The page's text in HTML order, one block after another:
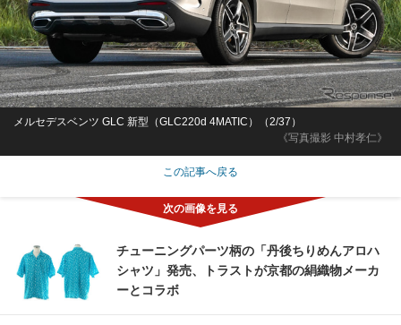
《写真撮影 中村孝仁》
メルセデスベンツ GLC 新型（GLC220d 4MATIC）（2/37）
この記事へ戻る
チューニングパーツ柄の「丹後ちりめんアロハ
シャツ」発売、トラストが京都の絹織物メーカ
ーとコラボ